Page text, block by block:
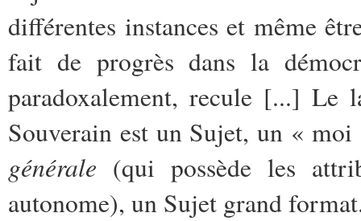
différentes instances et même
fait de progrès dans la
paradoxalement, recule [...] Le
Souverain est un Sujet, un «
générale (qui possède les
autonome), un Sujet grand